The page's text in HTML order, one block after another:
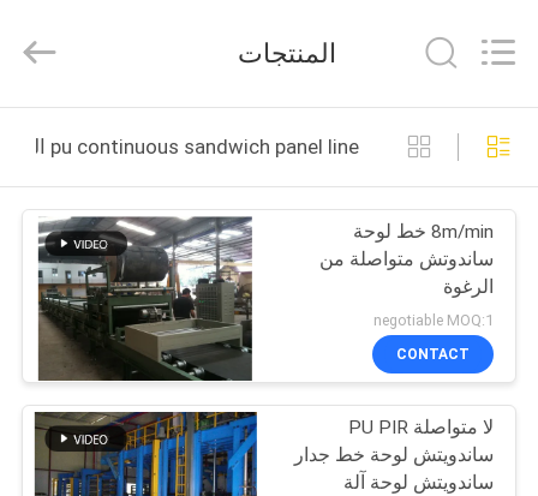
الصفحة
الرئيسية
منتجات
معلومات
جولة
co.,ltd.
Developed
ECER
المنتجات
pu continuous sandwich panel line التصنيع عبر الإنترنت
8m/min خط لوحة
ساندوتش متواصلة من
الرغوة
negotiable MOQ:1
CONTACT
لا متواصلة PU PIR
ساندويتش لوحة خط جدار
ساندويتش لوحة آلة